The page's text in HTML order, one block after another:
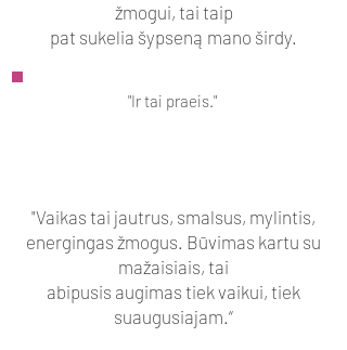
žmogui, tai taip
pat sukelia šypseną mano širdy.
"Ir tai praeis."
"Vaikas tai jautrus, smalsus, mylintis,
energingas žmogus. Būvimas kartu su
mažaisiais, tai
abipusis augimas tiek vaikui, tiek
suaugusiajam.“